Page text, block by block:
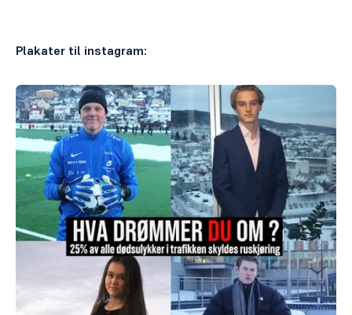
Plakater til instagram: